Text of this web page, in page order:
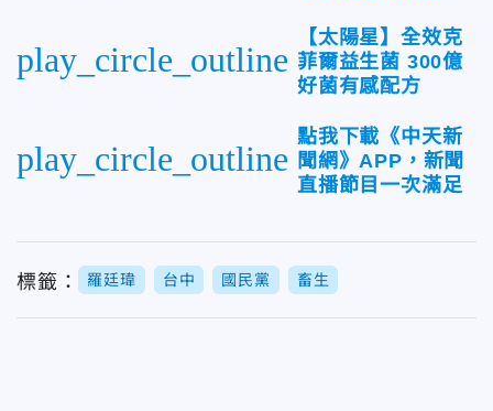
play_circle_outline
【太陽星】全效克
菲爾益生菌 300億
好菌有感配方
play_circle_outline
點我下載《中天新
聞網》APP，新聞
直播節目一次滿足
標籤： 羅廷瑋 台中 國民黨 畜生